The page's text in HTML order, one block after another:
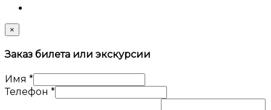
×
Заказ билета или экскурсии
Имя *
Телефон *